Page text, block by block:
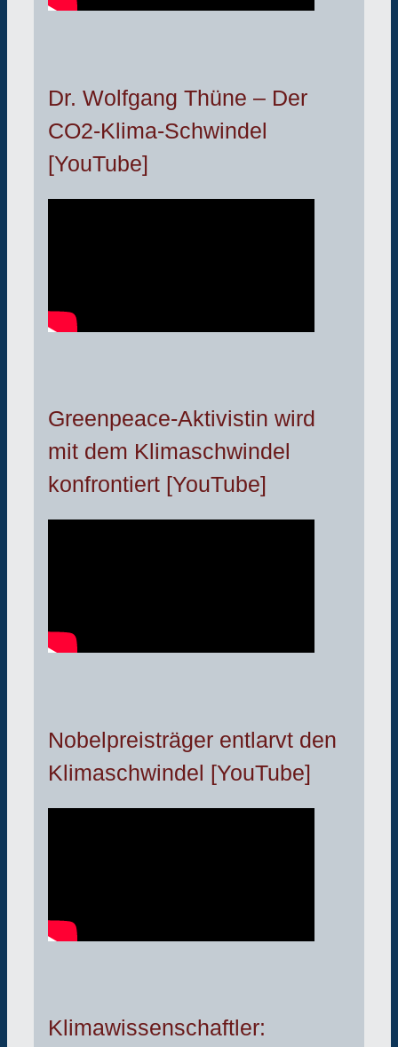
Dr. Wolfgang Thüne – Der
CO2-Klima-Schwindel
[YouTube]
Greenpeace-Aktivistin wird
mit dem Klimaschwindel
konfrontiert [YouTube]
Nobelpreisträger entlarvt den
Klimaschwindel [YouTube]
Klimawissenschaftler: